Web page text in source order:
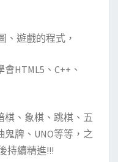
、遊戲的程式，
HTML5、C++、
棋、象棋、跳棋、五
牌、UNO等等，之
持續精進!!!